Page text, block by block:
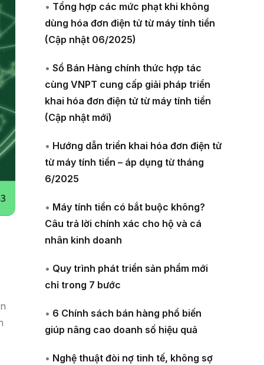
• Tổng hợp các mức phạt khi không
dùng hóa đơn điện tử từ máy tính tiền
(Cập nhật 06/2025)
• Sổ Bán Hàng chính thức hợp tác
cùng VNPT cung cấp giải pháp triển
khai hóa đơn điện tử từ máy tính tiền
(Cập nhật mới)
• Hướng dẫn triển khai hóa đơn điện tử
từ máy tính tiền – áp dụng từ tháng
6/2025
• Máy tính tiền có bắt buộc không?
Câu trả lời chính xác cho hộ và cá
nhân kinh doanh
• Quy trình phát triển sản phẩm mới
chỉ trong 7 bước
• 6 Chính sách bán hàng phổ biến
giúp nâng cao doanh số hiệu quả
• Nghệ thuật đòi nợ tinh tế, không sợ